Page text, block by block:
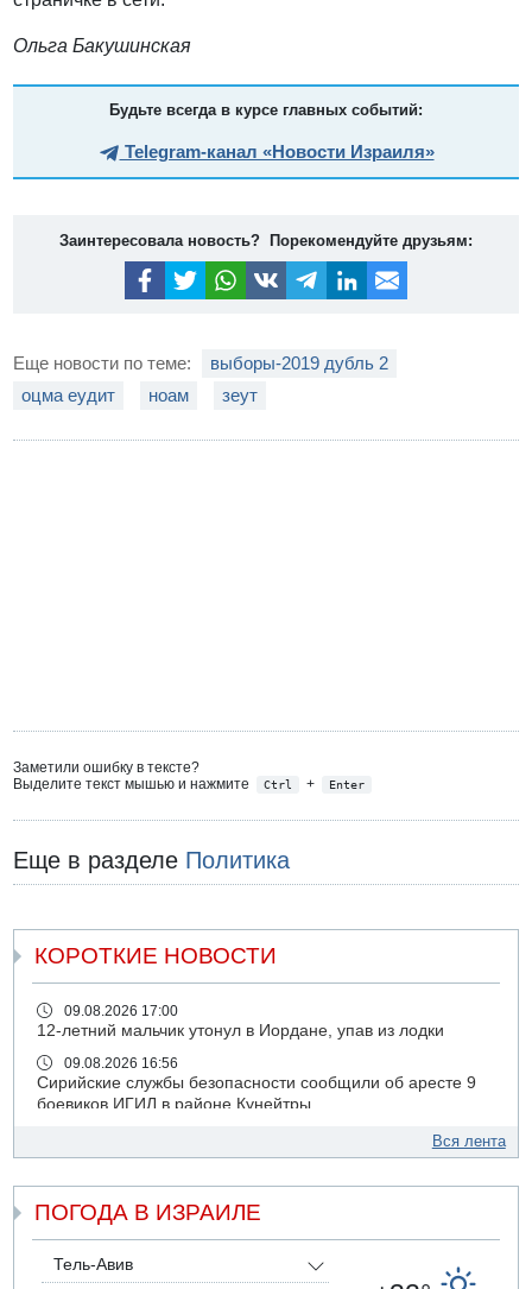
Ольга Бакушинская
Будьте всегда в курсе главных событий:
Telegram-канал «Новости Израиля»
Заинтересовала новость? Порекомендуйте друзьям:
Еще новости по теме:
выборы-2019 дубль 2
оцма еудит
ноам зеут
Заметили ошибку в тексте?
Выделите текст мышью и нажмите
Ctrl + Enter
Еще в разделе Политика
КОРОТКИЕ НОВОСТИ
09.08.2026 17:00
12-летний мальчик утонул в Иордане, упав из лодки
09.08.2026 16:56
Сирийские службы безопасности сообщили об аресте 9
боевиков ИГИЛ в районе Кунейтры
Прогноз погоды: с понедельника усиление жары в
09.08.2026 15:49
Хуситы сообщили об ударе дроном по саудовскому НПЗ
09.08.2026 14:43
Вся лента
ПОГОДА В ИЗРАИЛЕ
Тель-Авив